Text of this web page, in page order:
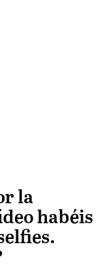
la
habéis